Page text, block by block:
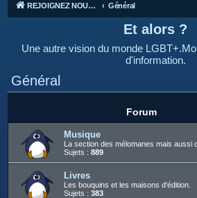
REJOIGNEZ NOUS SUR DISCORD : https://discord.gg/4C2Bvub Général
Et alors ?
Une autre vision du monde
d'information.
Général
Forum
Musique
La section des mélomanes mais aussi
Sujets : 889
Livres
Les bouquins et les maisons d'édition.
Sujets : 383